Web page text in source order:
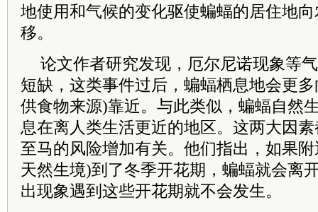
地使用和气候的变化驱使蝙蝠的居住地
移。
论文作者研究发现，厄尔尼诺现象等
短缺，这类事件过后，蝙蝠栖息地会更
供食物来源)靠近。与此类似，蝙蝠自然
息在离人类生活更近的地区。这两大因
至马的风险增加有关。他们指出，如果
天然生境)到了冬季开花期，蝙蝠就会离
出现象遇到这些开花期就不会发生。